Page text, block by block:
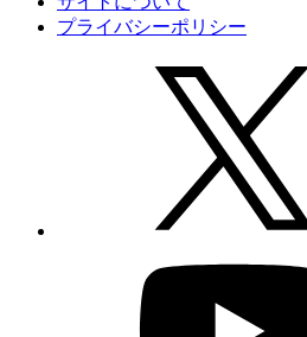
プライバシーポリシー